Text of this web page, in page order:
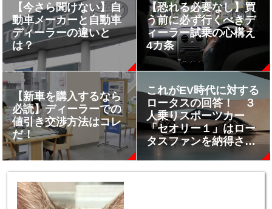
【今さら聞けない】自
動車メーカーと自動車
ディーラーの違いと
は？
【恐れる必要なし】買
う前に必ず行くべきデ
ィーラー試乗の心構え
4カ条
【新車を購入するなら
必読】ディーラーでの
値引き交渉方法はコレ
だ！
これがEV時代に対する
ロータスの回答！ ３
人乗りスポーツカー
「セオリー１」はロー
タスファンを納得させ